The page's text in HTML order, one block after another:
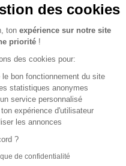
des cookies
tonexpérience sur notre site
priorité !
des cookies pour:
le bon fonctionnement du site
statistiques anonymes
service personnalisé
expérience d'utilisateur
les annonces
?
de confidentialité
route
Contact
clients4.6/5 (51148 avis publiés)
calculés nos taux de réussite ?